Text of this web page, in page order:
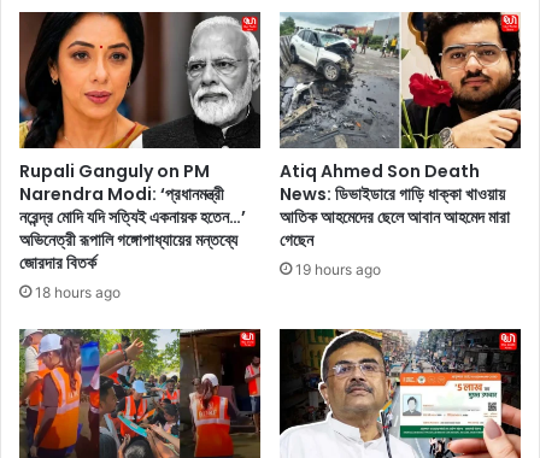
য়
রা
জি
ত
ক
রা
ক
ঠি
ন
ক
রে
লে
কী
ল
হ
ল
‘
ক
ল
মি
ব্যে
’
সি
জে
র
?
কে
ম
Rupali Ganguly on PM
Narendra Modi: ‘প্রধানমন্ত্রী
নরেন্দ্র মোদি যদি সত্যিই একনায়ক হতেন…’
অভিনেত্রী রূপালি গঙ্গোপাধ্যায়ের মন্তব্যে
জোরদার বিতর্ক
18 hours ago
Atiq Ahmed Son Death
News: ডিভাইডারে গাড়ি ধাক্কা খাওয়ায়
আতিক আহমেদের ছেলে আবান আহমেদ মারা
গেছেন
19 hours ago